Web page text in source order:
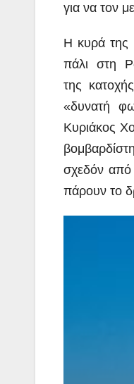
για να τον
Η κυρά της
πάλι στη
της
«δυνατή
Κυριάκος
σχεδόν από
πάρουν το